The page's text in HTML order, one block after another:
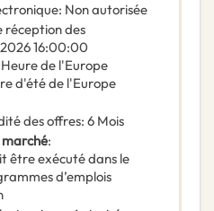
: Non autorisée
réception des
16:00:00
de l'Europe
d'été de l'Europe
des offres: 6 Mois
:
être exécuté dans le
d’emplois